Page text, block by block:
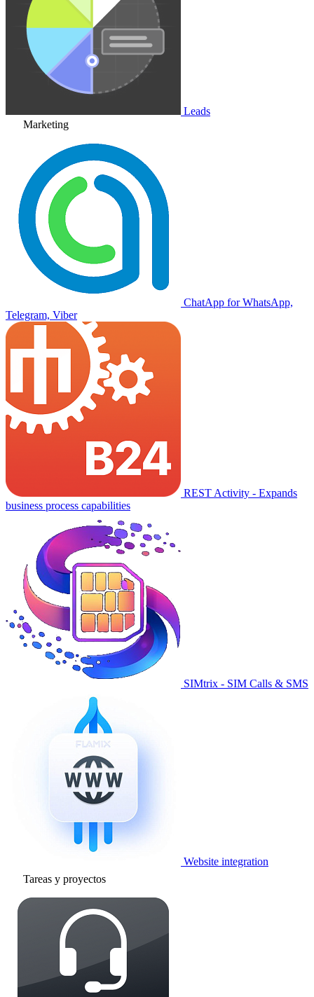
Leads
Marketing
ChatApp for WhatsApp,
Telegram, Viber
REST Activity - Expands
business process capabilities
SIMtrix - SIM Calls & SMS
Website integration
Tareas y proyectos